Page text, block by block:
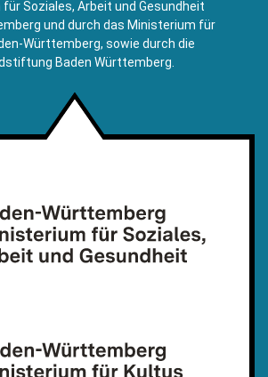
Soziales, Arbeit und Gesundheit
und durch das Ministerium für
Württemberg, sowie durch die
Baden Württemberg.